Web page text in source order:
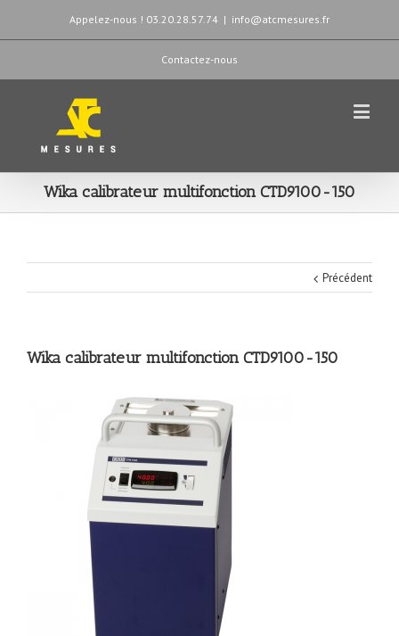
Appelez-nous ! 03.20.28.57.74 | info@atcmesures.fr
Contactez-nous
Wika calibrateur multifonction CTD9100-150
Précédent
Wika calibrateur multifonction CTD9100-150